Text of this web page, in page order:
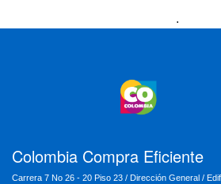
MinRelaciones
MinHacienda
.
Colombia Compra Eficiente
Carrera 7 No 26 - 20 Piso 23 / Dirección General /